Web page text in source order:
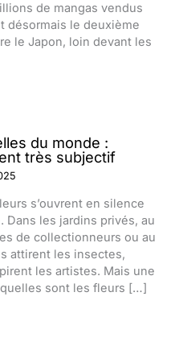
de mangas vendus
désormais le deuxième
le Japon, loin devant les
du monde :
très subjectif
s’ouvrent en silence
Dans les jardins privés, au
de collectionneurs ou au
attirent les insectes,
les artistes. Mais une
sont les fleurs […]